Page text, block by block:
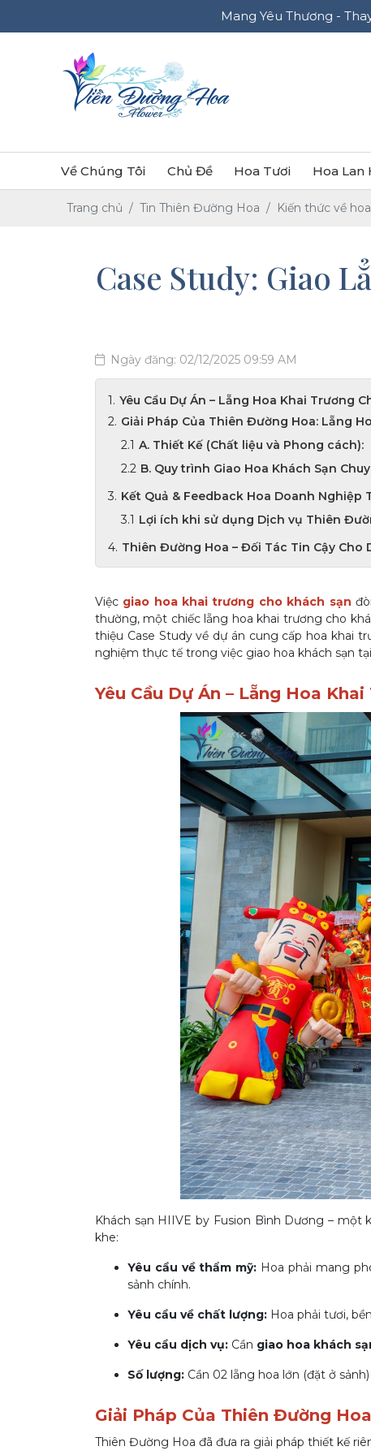
Mang Yêu Thương - Thay Lời Bạn Muốn
Về Chúng Tôi Chủ Đề Hoa Tươi Hoa Lan
Trang chủ Tin Thiên Đường Hoa Kiến thức về hoa
Case Study: Giao
Ngày đăng: 02/12/2025 09:59 AM
Yêu Cầu Dự Án – Lẵng Hoa Khai Trương
Giải Pháp Của Thiên Đường Hoa: Lẵng
A. Thiết Kế (Chất liệu và Phong cách):
B. Quy trình Giao Hoa Khách Sạn
Kết Quả & Feedback Hoa Doanh Nghiệp
Lợi ích khi sử dụng Dịch vụ Thiên
Thiên Đường Hoa – Đối Tác Tin Cậy Cho
Việc giao hoa khai trương cho khách sạn
thường, một chiếc lẵng hoa khai trương cho
thiệu Case Study về dự án cung cấp hoa khai
nghiệm thực tế trong việc giao hoa khách sạn
Yêu Cầu Dự Án – Lẵng Hoa
Khách sạn HIIVE by Fusion Bình Dương –
khe:
Yêu cầu về thẩm mỹ: Hoa phải mang
sảnh chính.
Yêu cầu về chất lượng: Hoa phải tươi,
Yêu cầu dịch vụ: Cần giao hoa khách
Số lượng: Cần 02 lẵng hoa lớn (đặt ở
Giải Pháp Của Thiên Đường
Thiên Đường Hoa đã đưa ra giải pháp thiết kế